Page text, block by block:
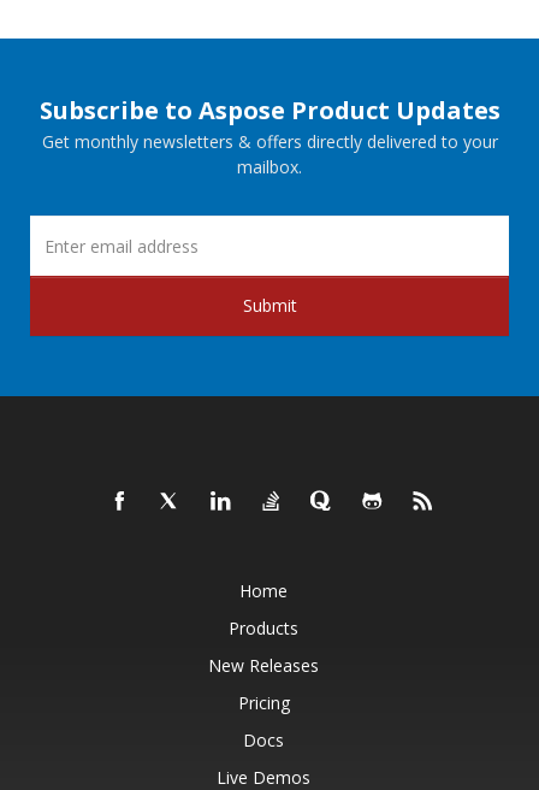
Subscribe to Aspose Product Updates
Get monthly newsletters & offers directly delivered to your
mailbox.
Submit
Home
Products
New Releases
Pricing
Docs
Live Demos